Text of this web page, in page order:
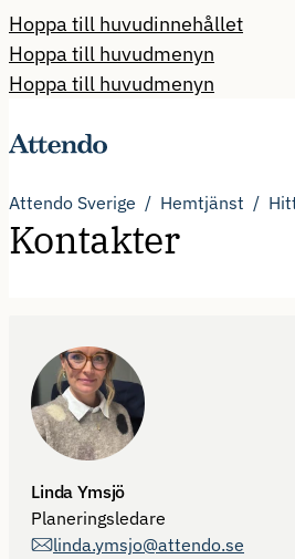
Hoppa till huvudinnehållet
Hoppa till huvudmenyn
Hoppa till huvudmenyn
Attendo Sverige Hemtjänst
Kontakter
Linda Ymsjö
Planeringsledare
linda.ymsjo@attendo.se